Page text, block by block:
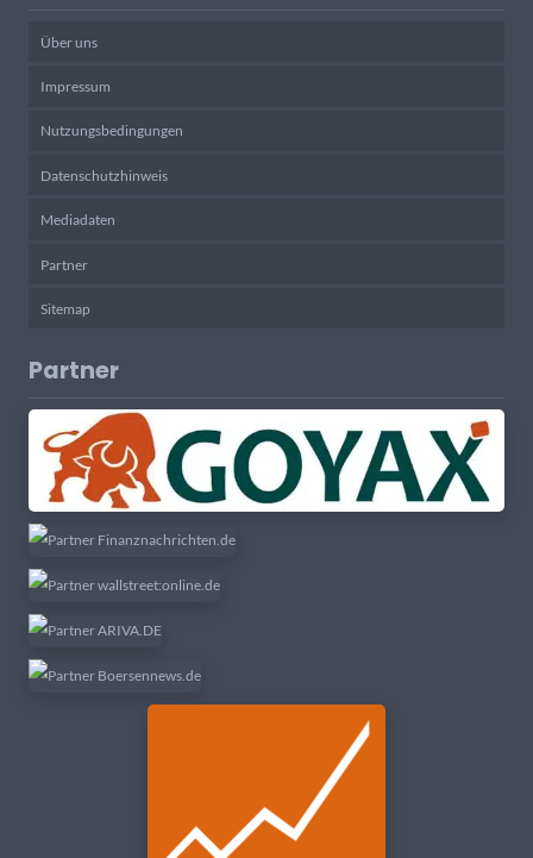
Über uns
Impressum
Nutzungsbedingungen
Datenschutzhinweis
Mediadaten
Partner
Sitemap
Partner